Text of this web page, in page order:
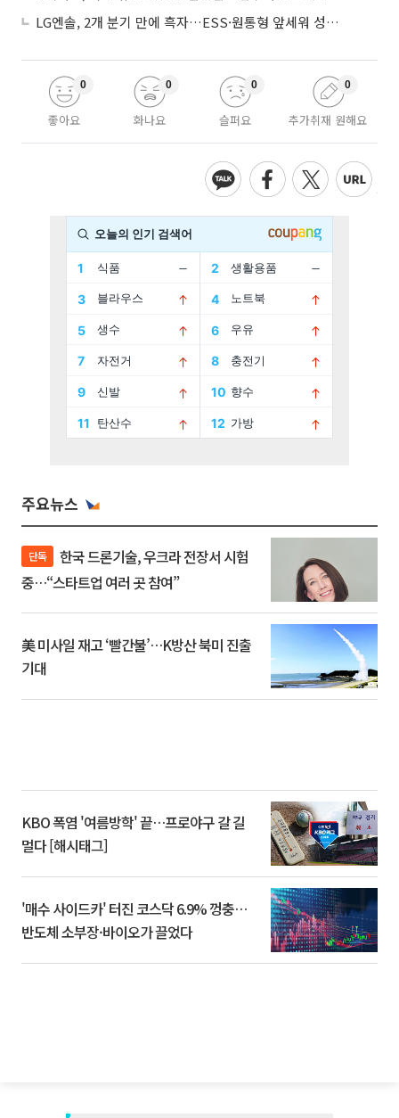
LG엔솔, 2개 분기 만에 흑자…ESS·원통형 앞세워 성장 가속
좋아요
0
화나요
0
슬퍼요
0
추가취재 원해요
0
주요뉴스
단독
중…“스타트업 여러 곳 참여”
美 미사일 재고 ‘빨간불’…K방산 북미 진출
기대
KBO 폭염 '여름방학' 끝…프로야구 갈 길
멀다 [해시태그]
'매수 사이드카' 터진 코스닥 6.9% 껑충…
반도체 소부장·바이오가 끌었다